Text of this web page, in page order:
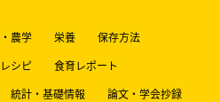
農学 栄養
保存方法
レシピ
食育レポート
統計・基礎情報
論文・学会抄録